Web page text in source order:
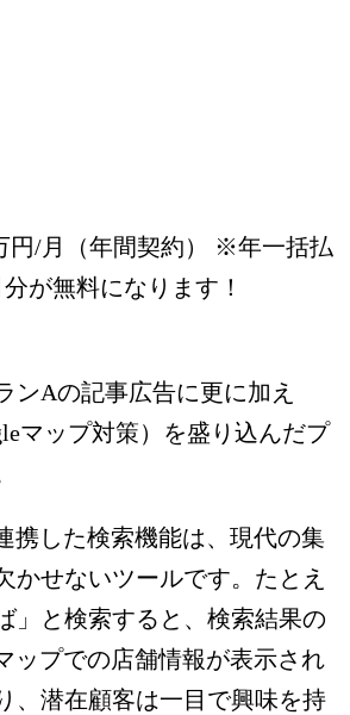
/月（年間契約）
※年一括払
が無料になります！
ンAの記事広告に更に加え
マップ対策）を盛り込んだプ
携した検索機能は、現代の集
かせないツールです。たとえ
」と検索すると、検索結果の
ップでの店舗情報が表示され
、潜在顧客は一目で興味を持